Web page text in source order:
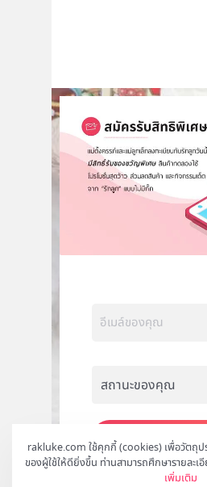
rakluke.com ใช้คุกกี้ (cookies) เพื่อวัตถุ
ของผู้ใช้ให้ดียิ่งขึ้น ท่านสามารถศึกษารายละเ
เพิ่มเติม
สมัคร